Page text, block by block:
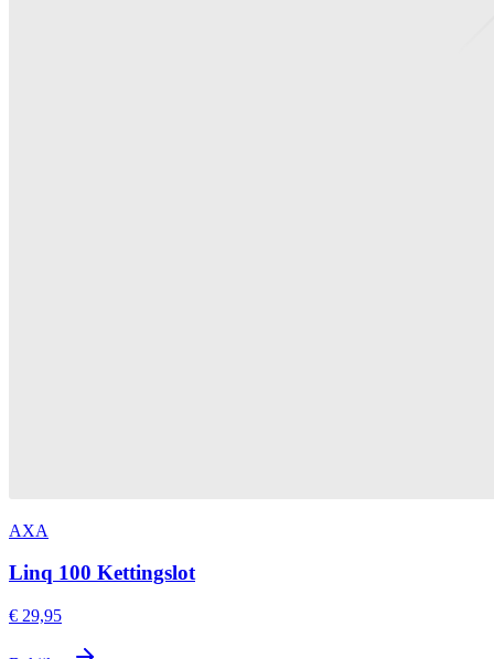
AXA
Linq 100 Kettingslot
€ 29,95